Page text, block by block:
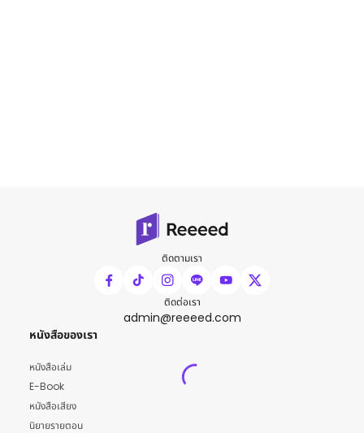
ติดตามเรา
ติดต่อเรา
admin@reeeed.com
หนังสือของเรา
หนังสือเล่ม
E-Book
หนังสือเสียง
นิยายรายตอน